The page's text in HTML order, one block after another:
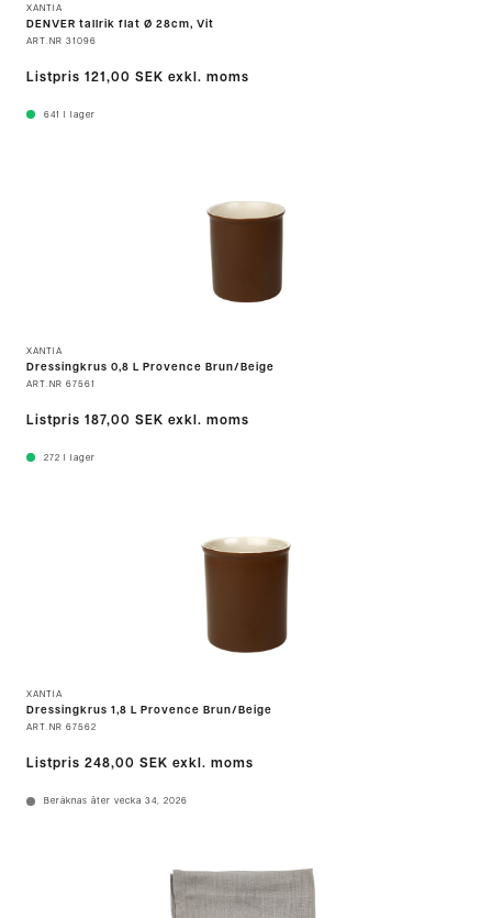
XANTIA
DENVER tallrik flat Ø 28cm, Vit
ART.NR 31096
Listpris 121,00 SEK exkl. moms
641 I lager
XANTIA
Dressingkrus 0,8 L Provence Brun/Beige
ART.NR 67561
Listpris 187,00 SEK exkl. moms
272 I lager
XANTIA
Dressingkrus 1,8 L Provence Brun/Beige
ART.NR 67562
Listpris 248,00 SEK exkl. moms
Beräknas åter vecka 34, 2026